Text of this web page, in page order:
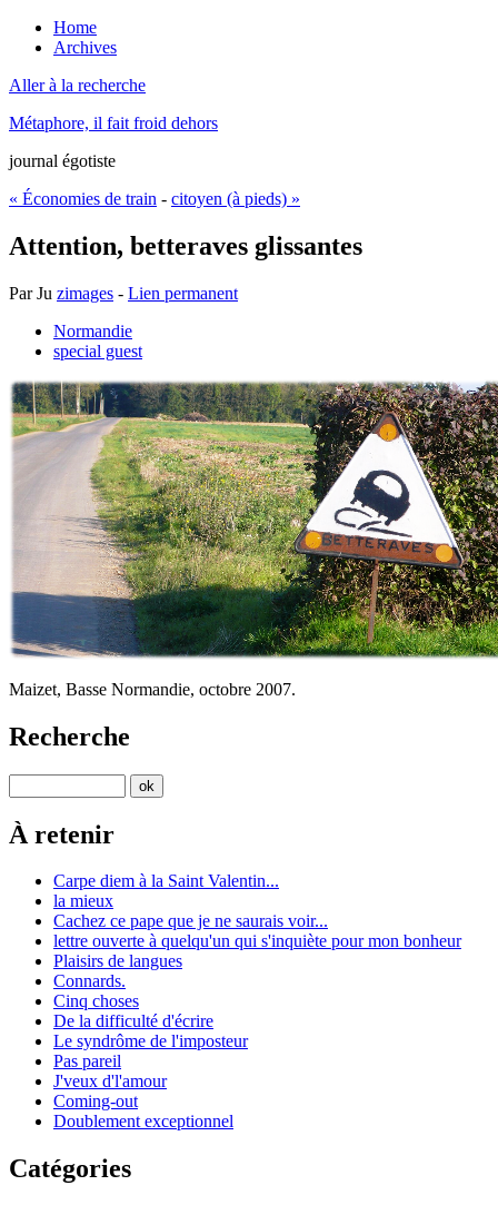
Home
Archives
Aller à la recherche
Métaphore, il fait froid dehors
journal égotiste
« Économies de train - citoyen (à pieds) »
Attention, betteraves glissantes
ParJu zimages - Lien permanent
Normandie
special guest
Maizet, Basse Normandie, octobre 2007.
Recherche
À retenir
Carpe diem à la Saint Valentin...
la mieux
Cachez ce pape que je ne saurais voir...
lettre ouverte à quelqu'un qui s'inquiète pour mon bonheur
Plaisirs de langues
Connards.
Cinq choses
De la difficulté d'écrire
Le syndrôme de l'imposteur
Pas pareil
J'veux d'l'amour
Coming-out
Doublement exceptionnel
Catégories